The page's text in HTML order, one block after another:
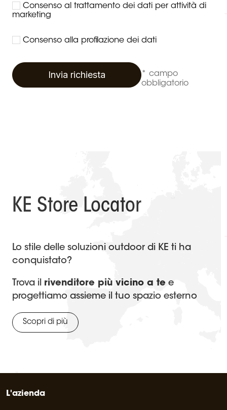
Consenso al trattamento dei dati per attività di
marketing
Consenso alla profilazione dei dati
Invia richiesta
* campo
obbligatorio
KE Store Locator
Lo stile delle soluzioni outdoor di KE ti ha
conquistato?
Trova il rivenditore più vicino a te e
progettiamo assieme il tuo spazio esterno
Scopri di più
L'azienda